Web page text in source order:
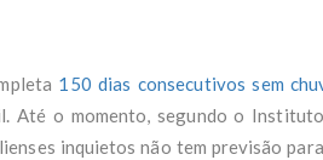
150 dias consecutivos sem
Até o momento, segundo o
inquietos não tem previsão